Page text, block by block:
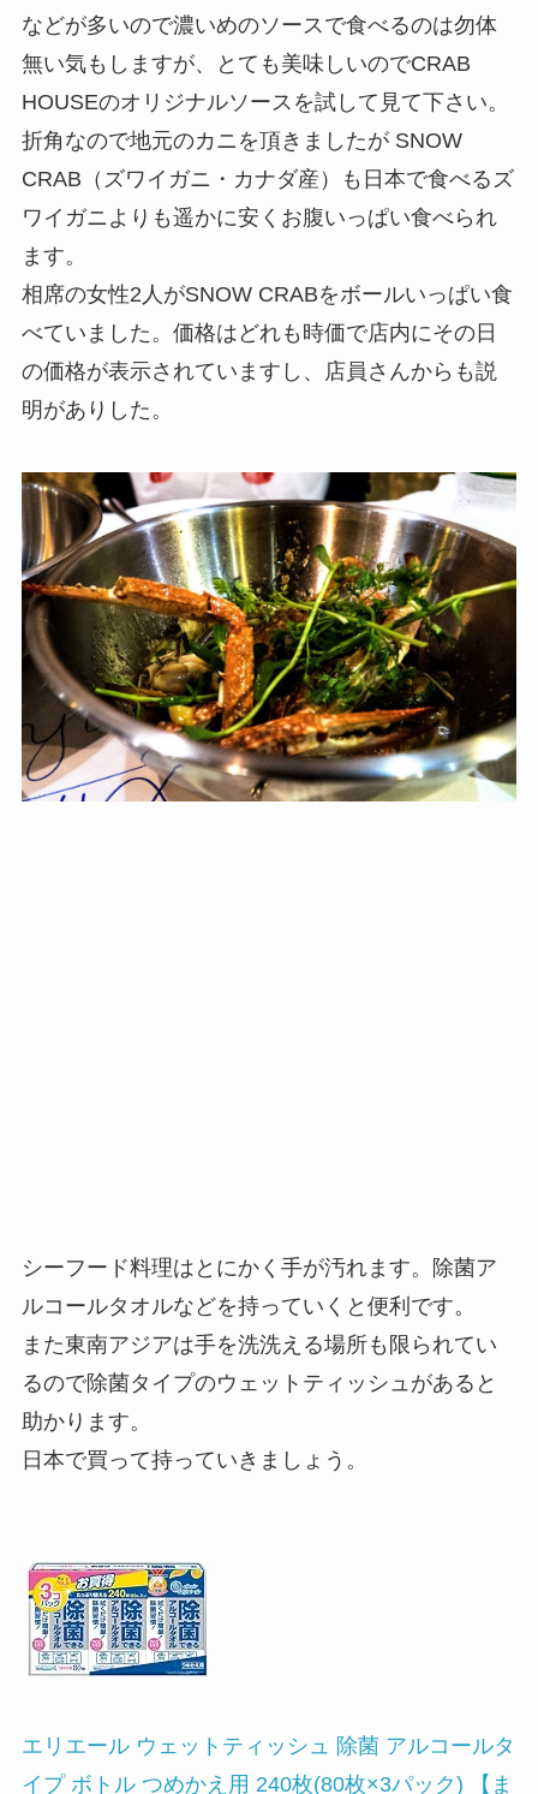
などが多いので濃いめのソースで食べるのは勿体
無い気もしますが、とても美味しいのでCRAB
HOUSEのオリジナルソースを試して見て下さい。
折角なので地元のカニを頂きましたが SNOW
CRAB（ズワイガニ・カナダ産）も日本で食べるズ
ワイガニよりも遥かに安くお腹いっぱい食べられ
ます。
相席の女性2人がSNOW CRABをボールいっぱい食
べていました。価格はどれも時価で店内にその日
の価格が表示されていますし、店員さんからも説
明がありした。
シーフード料理はとにかく手が汚れます。除菌ア
ルコールタオルなどを持っていくと便利です。
また東南アジアは手を洗洗える場所も限られてい
るので除菌タイプのウェットティッシュがあると
助かります。
日本で買って持っていきましょう。
エリエール ウェットティッシュ 除菌 アルコールタ
イプ ボトル つめかえ用 240枚(80枚×3パック) 【ま